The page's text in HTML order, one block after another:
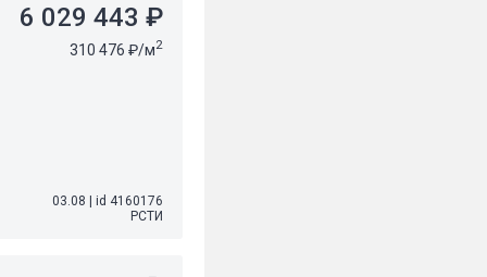
6 029 443 ₽
310 476 ₽/м2
03.08 | id 4160176
РСТИ